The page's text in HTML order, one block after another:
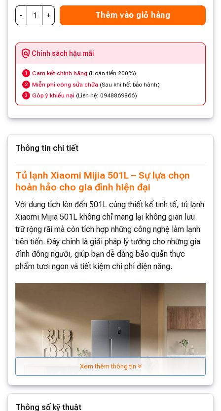
Thêm vào giỏ hàng
Chính sách hậu mãi
1 Cam kết chính hãng (Hoàn tiền 200%)
2 Miễn phí công sửa chữa (Sau khi hết bảo hành)
3 Góp ý khiếu nại (Liên hệ: 0948869866)
Thông tin chi tiết
Tủ lạnh Xiaomi Mijia 501L – Sự lựa chọn
hoàn hảo cho gia đình hiện đại
Với dung tích lên đến 501L cùng thiết kế tinh tế, tủ lạnh
Xiaomi Mijia 501L không chỉ mang lại không gian lưu
trữ rộng rãi mà còn tích hợp những công nghệ làm lạnh
tiên tiến. Đây chính là giải pháp lý tưởng cho những gia
đình đông người, giúp bạn dễ dàng bảo quản thực
phẩm tươi ngon và tiết kiệm chi phí điện năng.
Xem thêm thông tin
Thông số kỹ thuật